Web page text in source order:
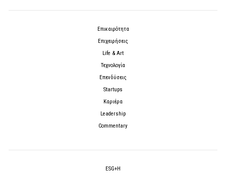
Επικαιρότητα
Επιχειρήσεις
Life & Art
Τεχνολογία
Επενδύσεις
Startups
Καριέρα
Leadership
Commentary
ESG+H